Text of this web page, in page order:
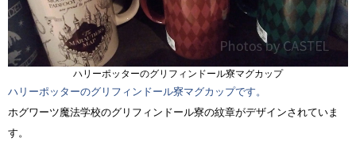
ハリーポッターのグリフィンドール寮マグカップ
ハリーポッターのグリフィンドール寮マグカップです。
ホグワーツ魔法学校のグリフィンドール寮の紋章がデザインされていま
す。